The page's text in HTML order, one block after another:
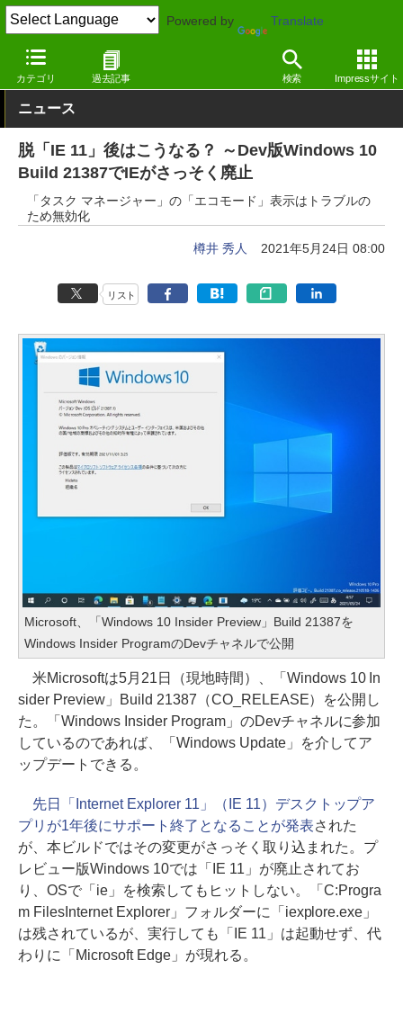
Powered by Translate
カテゴリ 過去記事 検索 Impressサイト
窓の杜 システム・ファイル Windows
ニュース
脱「IE 11」後はこうなる？ ～Dev版Windows 10
Build 21387でIEがさっそく廃止
「タスク マネージャー」の「エコモード」表示はトラブルの
ため無効化
樽井 秀人 2021年5月24日 08:00
リスト
Microsoft、「Windows 10 Insider Preview」Build 21387を
Windows Insider ProgramのDevチャネルで公開
米Microsoftは5月21日（現地時間）、「Windows 10 In
sider Preview」Build 21387（CO_RELEASE）を公開し
た。「Windows Insider Program」のDevチャネルに参加
しているのであれば、「Windows Update」を介してア
ップデートできる。
先日「Internet Explorer 11」（IE 11）デスクトップア
プリが1年後にサポート終了となることが発表された
が、本ビルドではその変更がさっそく取り込まれた。プ
レビュー版Windows 10では「IE 11」が廃止されてお
り、OSで「ie」を検索してもヒットしない。「C:Progra
m FilesInternet Explorer」フォルダーに「iexplore.exe」
は残されているが、実行しても「IE 11」は起動せず、代
わりに「Microsoft Edge」が現れる。